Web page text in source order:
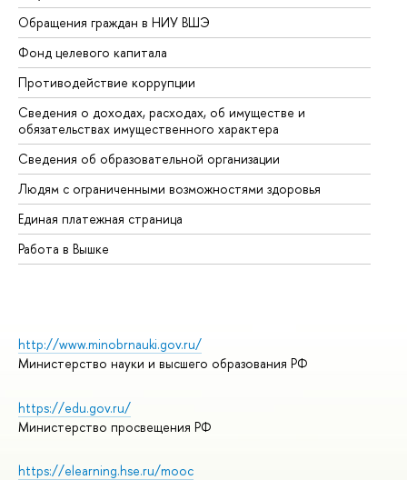
Обращения граждан в НИУ ВШЭ
Фонд целевого капитала
Противодействие коррупции
Сведения о доходах, расходах, об имуществе и
обязательствах имущественного характера
Сведения об образовательной организации
Людям с ограниченными возможностями здоровья
Единая платежная страница
Работа в Вышке
http://www.minobrnauki.gov.ru/
Министерство науки и высшего образования РФ
https://edu.gov.ru/
Министерство просвещения РФ
https://elearning.hse.ru/mooc